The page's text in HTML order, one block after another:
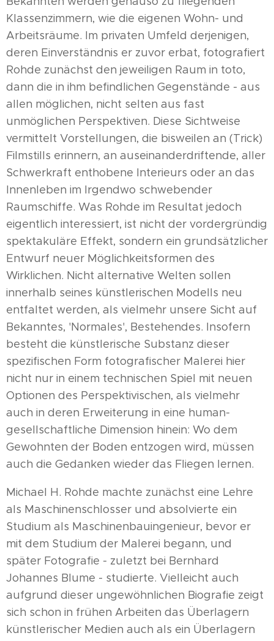
Klassenzimmern, wie die eigenen Wohn- und
Arbeitsräume. Im privaten Umfeld derjenigen,
deren Einverständnis er zuvor erbat, fotografiert
Rohde zunächst den jeweiligen Raum in toto,
dann die in ihm befindlichen Gegenstände - aus
allen möglichen, nicht selten aus fast
unmöglichen Perspektiven. Diese Sichtweise
vermittelt Vorstellungen, die bisweilen an (Trick)
Filmstills erinnern, an auseinanderdriftende, aller
Schwerkraft enthobene Interieurs oder an das
Innenleben im Irgendwo schwebender
Raumschiffe. Was Rohde im Resultat jedoch
eigentlich interessiert, ist nicht der vordergründig
spektakuläre Effekt, sondern ein grundsätzlicher
Entwurf neuer Möglichkeitsformen des
Wirklichen. Nicht alternative Welten sollen
innerhalb seines künstlerischen Modells neu
entfaltet werden, als vielmehr unsere Sicht auf
Bekanntes, 'Normales', Bestehendes. Insofern
besteht die künstlerische Substanz dieser
spezifischen Form fotografischer Malerei hier
nicht nur in einem technischen Spiel mit neuen
Optionen des Perspektivischen, als vielmehr
auch in deren Erweiterung in eine human-
gesellschaftliche Dimension hinein: Wo dem
Gewohnten der Boden entzogen wird, müssen
auch die Gedanken wieder das Fliegen lernen.
Michael H. Rohde machte zunächst eine Lehre
als Maschinenschlosser und absolvierte ein
Studium als Maschinenbauingenieur, bevor er
mit dem Studium der Malerei begann, und
später Fotografie - zuletzt bei Bernhard
Johannes Blume - studierte. Vielleicht auch
aufgrund dieser ungewöhnlichen Biografie zeigt
sich schon in frühen Arbeiten das Überlagern
künstlerischer Medien auch als ein Überlagern